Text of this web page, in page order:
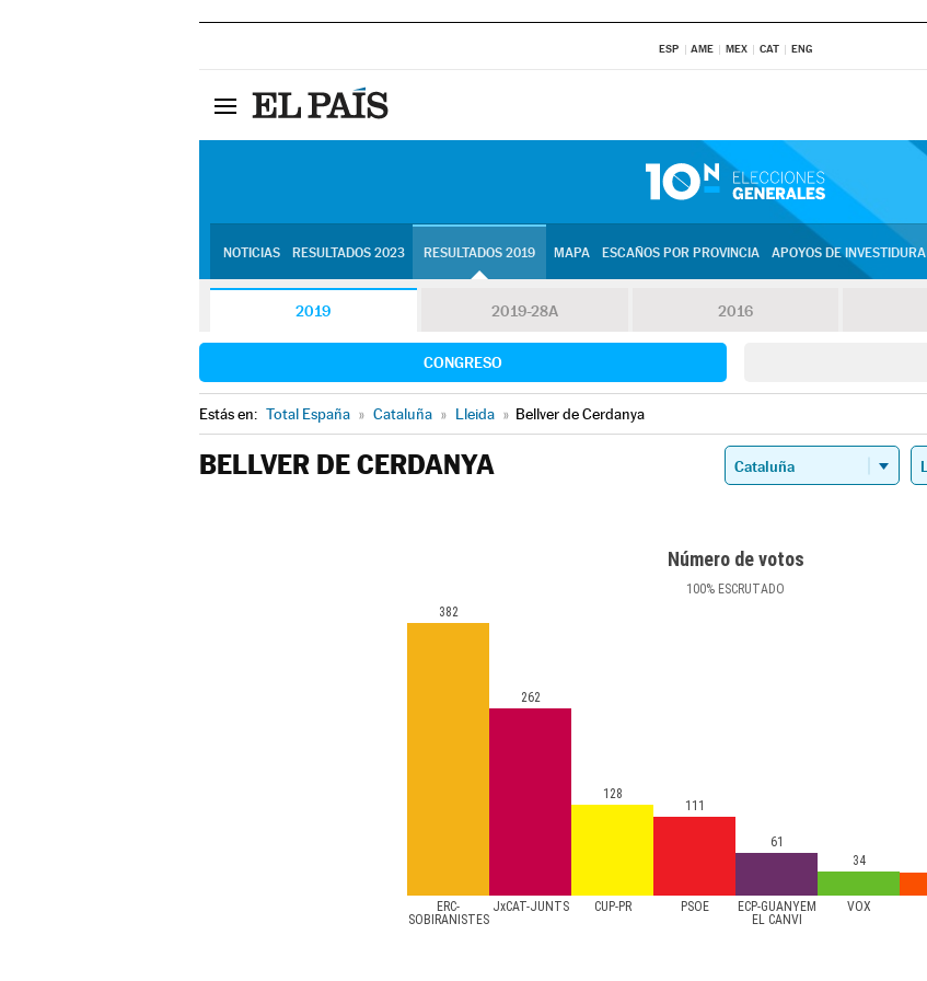
ESP AME MEX CAT ENG
NOTICIAS RESULTADOS 2023 RESULTADOS 2019 MAPA ESCAÑOS POR PROVINCIA APOYOS DE INVESTIDURA
2019 2019-28A 2016
CONGRESO
Estás en: Total España » Cataluña » Lleida » Bellver de Cerdanya
BELLVER DE CERDANYA
Número de votos
100% ESCRUTADO
ERC-
SOBIRANISTES
JxCAT-JUNTS CUP-PR PSOE
ECP-GUANYEM
EL CANVI
VOX
382
262
128
111
61
34